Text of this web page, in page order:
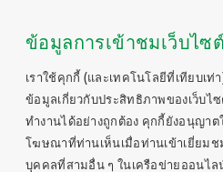
ข้อมูลการเข้าชมเว็บไซ
เราใช้คุกกี้ (และเทคโนโลยีที่เทียบเท่
ข้อมูลเกี่ยวกับประสิทธิภาพของเว็บไซ
ทำงานได้อย่างถูกต้อง คุกกี้ยังอนุญา
โฆษณาที่ท่านเห็นเมื่อท่านเข้าเยี่ยมช
บุคคลที่สามอื่น ๆ ในเครือข่ายออนไล